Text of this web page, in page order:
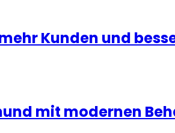
Kunden und
mit modernen